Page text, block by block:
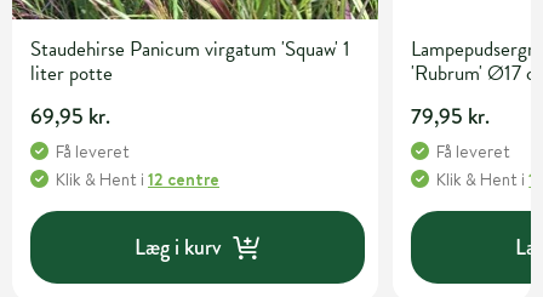
Staudehirse Panicum virgatum 'Squaw' 1
liter potte
69,95 kr.
Få leveret
Klik & Hent i 12 centre
Læg i kurv
'Rubrum' Ø17
79,95 kr.
Få leveret
Klik & Hent i